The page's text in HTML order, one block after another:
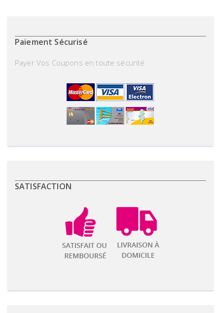
Paiement Sécurisé
Payer Vos Coupons en toute sécurité
SATISFACTION